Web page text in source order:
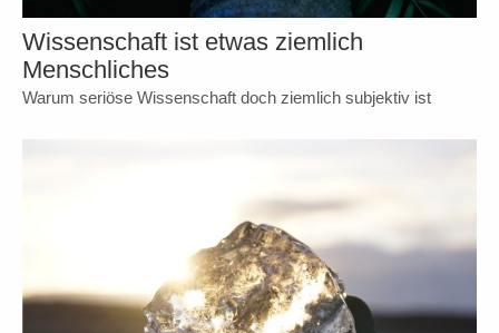
Wissenschaft ist etwas ziemlich
Menschliches
Warum seriöse Wissenschaft doch ziemlich subjektiv ist